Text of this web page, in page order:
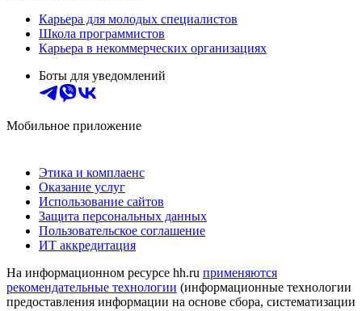
Карьера для молодых специалистов
Школа программистов
Карьера в некоммерческих организациях
Боты для уведомлений
Мобильное приложение
Этика и комплаенс
Оказание услуг
Использование сайтов
Защита персональных данных
Пользовательское соглашение
ИТ аккредитация
На информационном ресурсе hh.ru применяются
рекомендательные технологии (информационные технологии
предоставления информации на основе сбора, систематизации